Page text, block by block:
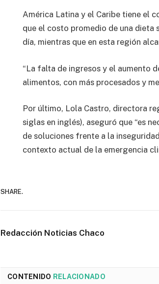
América Latina y el Caribe tiene el
que el costo promedio de una dieta
día, mientras que en esta región
“La falta de ingresos y el aumento
alimentos, con más procesados y
Por último, Lola Castro, directora
siglas en inglés), aseguró que “es
de soluciones frente a la
contexto actual de la emergencia
SHARE.
Redacción Noticias Chaco
CONTENIDO RELACIONADO